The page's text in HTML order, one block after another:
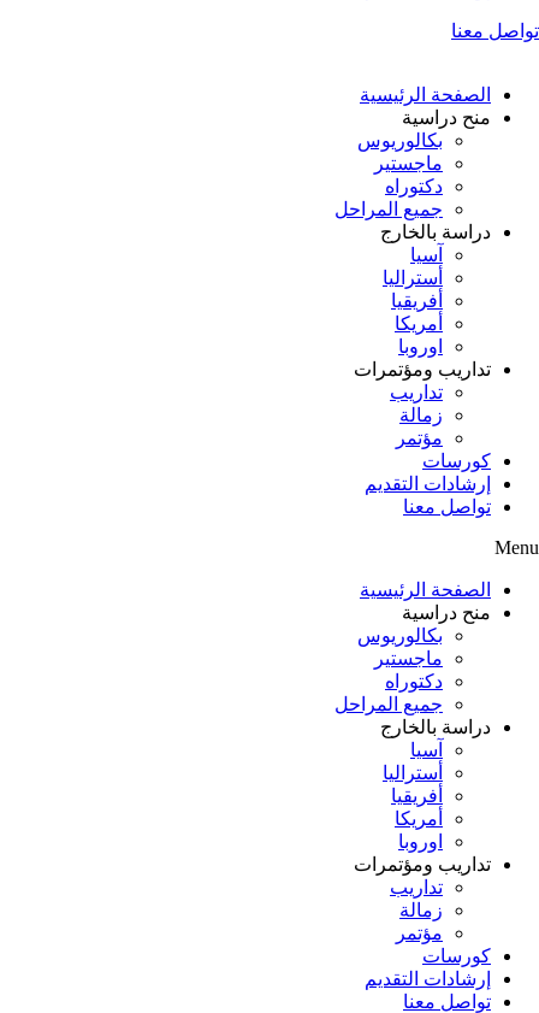
تواصل معنا
الصفحة الرئيسية
منح دراسية
بكالوريوس
ماجستير
دكتوراه
جميع المراحل
دراسة بالخارج
آسيا
أستراليا
أفريقيا
أمريكا
اوروبا
تداريب ومؤتمرات
تداريب
زمالة
مؤتمر
كورسات
إرشادات التقديم
تواصل معنا
Menu
الصفحة الرئيسية
منح دراسية
بكالوريوس
ماجستير
دكتوراه
جميع المراحل
دراسة بالخارج
آسيا
أستراليا
أفريقيا
أمريكا
اوروبا
تداريب ومؤتمرات
تداريب
زمالة
مؤتمر
كورسات
إرشادات التقديم
تواصل معنا